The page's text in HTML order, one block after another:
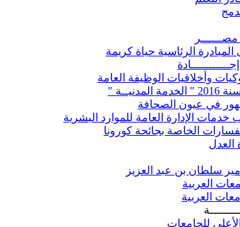
الرئاسية حياة كريمة
وأخلاقيات الوظيفة العامة
في عيون الصحافة
الإدارة العامة للموارد البشرية
الخاصة بجائحة كورونا
العدل
سلطان بن عبد العزيز
العربية
العربية
للجامعات